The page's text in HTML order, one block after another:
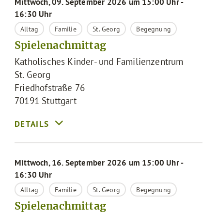
16:30 Uhr
Alltag Familie St. Georg Begegnung
Spielenachmittag
Katholisches Kinder- und Familienzentrum
St. Georg
Friedhofstraße 76
70191 Stuttgart
Mittwoch, 16. September 2026 um 15:00 Uhr -
16:30 Uhr
Alltag Familie St. Georg Begegnung
Spielenachmittag